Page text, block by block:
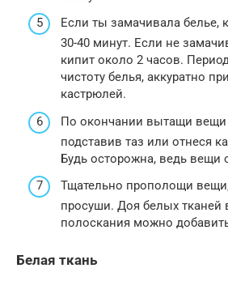
Если ты замачивала белье,
30-40 минут. Если не
кипит около 2 часов.
чистоту белья, аккуратно
кастрюлей.
По окончании вытащи вещи
подставив таз или отнеся
Будь осторожна, ведь вещи
Тщательно прополощи
просуши. Доя белых тканей
полоскания можно
Белая ткань